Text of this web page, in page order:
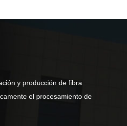
y producción de fibra
el procesamiento de